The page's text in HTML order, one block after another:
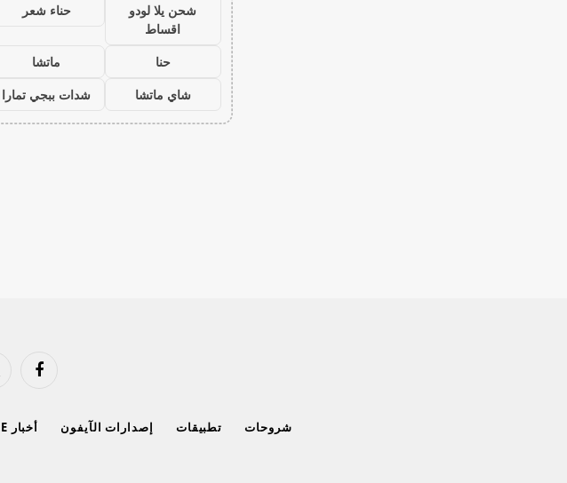
شحن يلا لودو
اقساط
حناء شعر
حنا
ماتشا
شاي ماتشا
شدات ببجي تمارا
فيسبوك
شروحات تطبيقات إصدارات الآيفون أخبار APPLE